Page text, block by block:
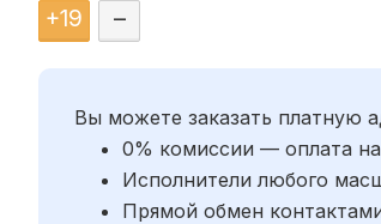
+19 –
Вы можете заказать платную
0% комиссии — оплата
Исполнители любого
Прямой обмен